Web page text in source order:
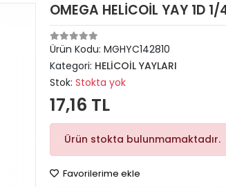
OMEGA HELİCOİL YAY 1D
Ürün Kodu: MGHYC142810
Kategori: HELİCOİL YAYLARI
Stok: Stokta yok
17,16 TL
Ürün stokta bulunmamaktadır.
Favorilerime ekle